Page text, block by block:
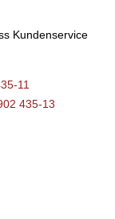
Kundenservice
11
435-13